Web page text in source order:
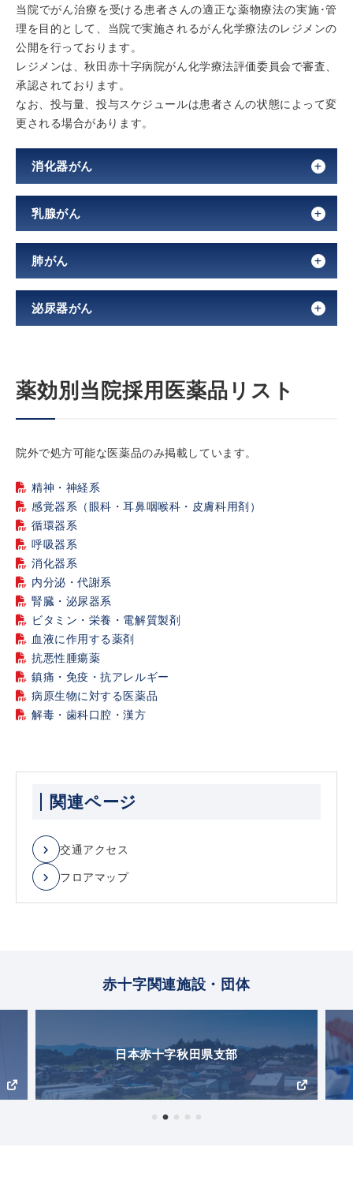
当院でがん治療を受ける患者さんの適正な薬物療法の実施･管
理を目的として、当院で実施されるがん化学療法のレジメンの
公開を行っております。
レジメンは、秋田赤十字病院がん化学療法評価委員会で審査、
承認されております。
なお、投与量、投与スケジュールは患者さんの状態によって変
更される場合があります。
消化器がん
乳腺がん
肺がん
泌尿器がん
薬効別当院採用医薬品リスト
院外で処方可能な医薬品のみ掲載しています。
精神・神経系
感覚器系（眼科・耳鼻咽喉科・皮膚科用剤）
循環器系
呼吸器系
消化器系
内分泌・代謝系
腎臓・泌尿器系
ビタミン・栄養・電解質製剤
血液に作用する薬剤
抗悪性腫瘍薬
鎮痛・免疫・抗アレルギー
病原生物に対する医薬品
解毒・歯科口腔・漢方
関連ページ
交通アクセス
フロアマップ
赤十字関連施設・団体
日本赤十字秋田県支部